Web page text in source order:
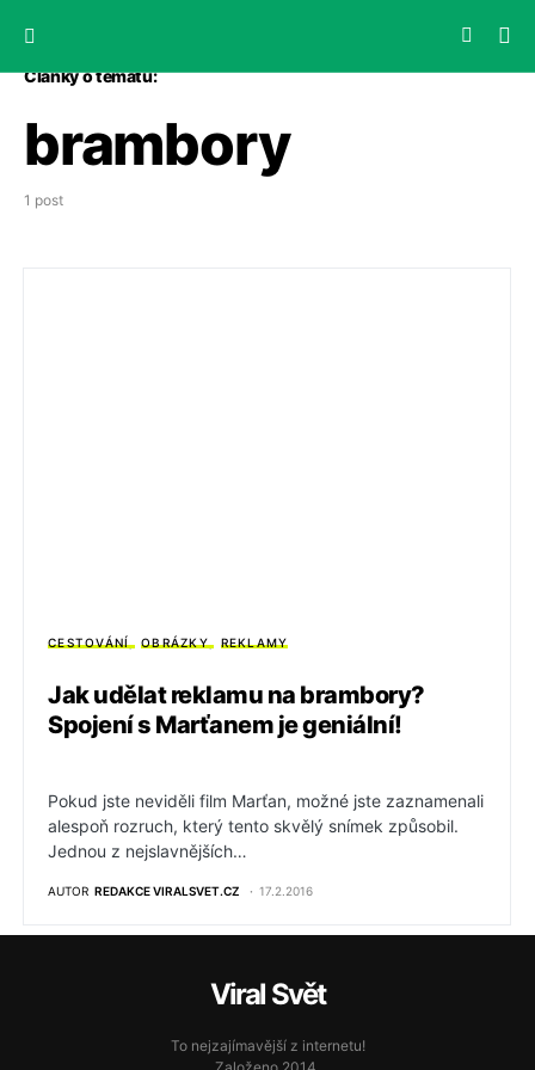
Články o tématu:
brambory
1 post
CESTOVÁNÍ OBRÁZKY REKLAMY
Jak udělat reklamu na brambory?
Spojení s Marťanem je geniální!
Pokud jste neviděli film Marťan, možné jste zaznamenali
alespoň rozruch, který tento skvělý snímek způsobil.
Jednou z nejslavnějších…
AUTOR REDAKCE VIRALSVET.CZ 17.2.2016
Viral Svět
To nejzajímavější z internetu!